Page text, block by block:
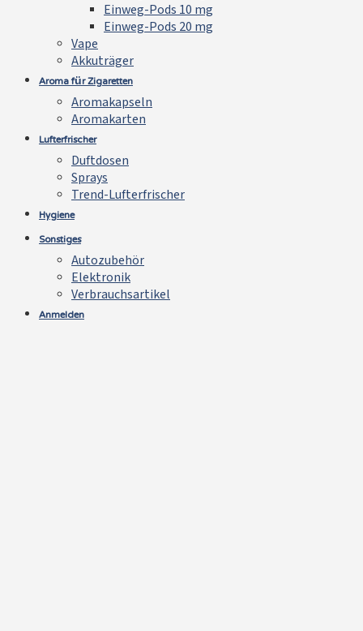
Einweg-Pods 10 mg
Einweg-Pods 20 mg
Vape
Akkuträger
Aroma für Zigaretten
Aromakapseln
Aromakarten
Lufterfrischer
Duftdosen
Sprays
Trend-Lufterfrischer
Hygiene
Sonstiges
Autozubehör
Elektronik
Verbrauchsartikel
Anmelden